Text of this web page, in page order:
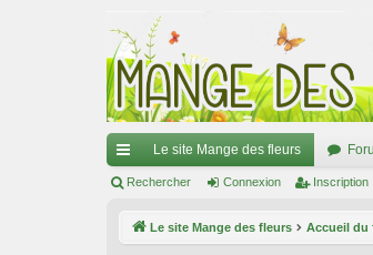
ac
Le site Mange des fleurs
Rechercher Connexion Inscription
Le site Mange des fleurs Accueil du